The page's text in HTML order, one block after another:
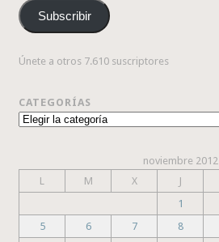
correo
electrónico
Subscribir
Únete a otros 7.610 suscriptores
CATEGORÍAS
Categorías
noviembre 2012
L
M X J
1
5
6 7 8